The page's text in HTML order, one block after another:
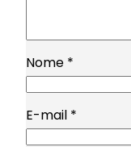
Nome *
E-mail *